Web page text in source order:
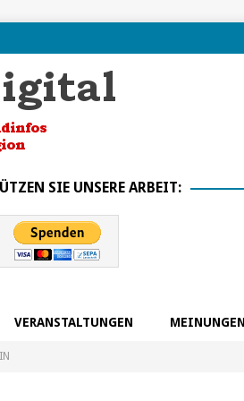
SIE UNSERE ARBEIT:
VERANSTALTUNGEN MEINUNGEN